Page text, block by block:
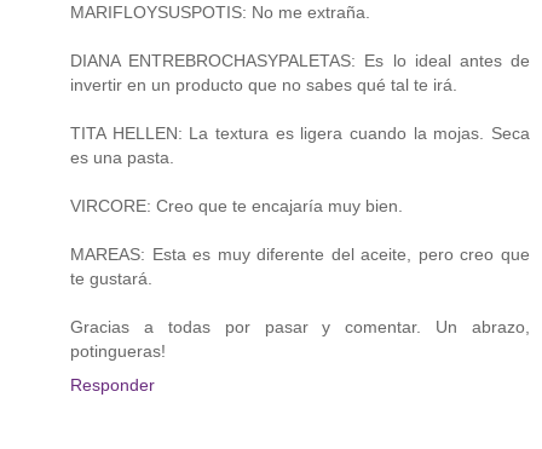
MARIFLOYSUSPOTIS: No me extraña.
DIANA ENTREBROCHASYPALETAS: Es lo ideal antes de
invertir en un producto que no sabes qué tal te irá.
TITA HELLEN: La textura es ligera cuando la mojas. Seca
es una pasta.
VIRCORE: Creo que te encajaría muy bien.
MAREAS: Esta es muy diferente del aceite, pero creo que
te gustará.
Gracias a todas por pasar y comentar. Un abrazo,
potingueras!
Responder